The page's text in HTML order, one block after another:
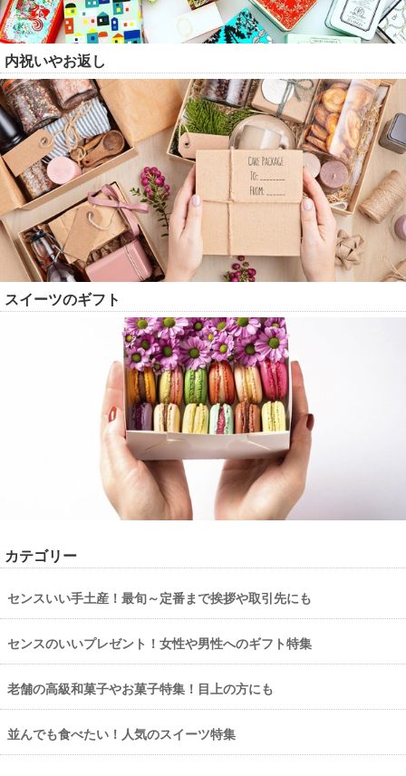
内祝いやお返し
スイーツのギフト
カテゴリー
センスいい手土産！最旬～定番まで挨拶や取引先にも
センスのいいプレゼント！女性や男性へのギフト特集
老舗の高級和菓子やお菓子特集！目上の方にも
並んでも食べたい！人気のスイーツ特集